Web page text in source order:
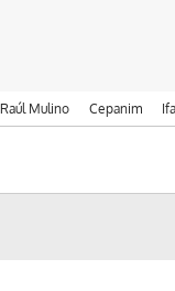
Mulino Cepanim